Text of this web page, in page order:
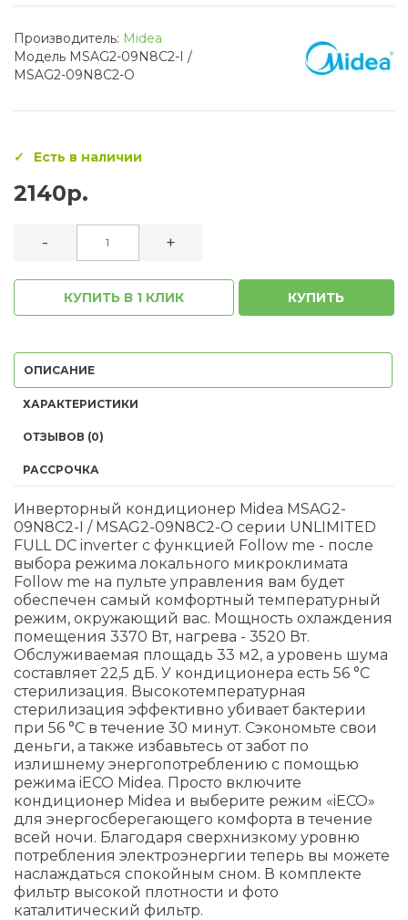
Производитель: Midea
Модель MSAG2-09N8C2-I /
MSAG2-09N8C2-O
Есть в наличии
2140р.
- +
КУПИТЬ В 1 КЛИК КУПИТЬ
ОПИСАНИЕ
ХАРАКТЕРИСТИКИ
ОТЗЫВОВ (0)
РАССРОЧКА
Инверторный кондиционер Midea MSAG2-
09N8C2-I / MSAG2-09N8C2-O серии UNLIMITED
FULL DC inverter с функцией Follow me - после
выбора режима локального микроклимата
Follow me на пульте управления вам будет
обеспечен самый комфортный температурный
режим, окружающий вас. Мощность охлаждения
помещения 3370 Вт, нагрева - 3520 Вт.
Обслуживаемая площадь 33 м2, а уровень шума
составляет 22,5 дБ. У кондиционера есть 56 °C
стерилизация. Высокотемпературная
стерилизация эффективно убивает бактерии
при 56 °C в течение 30 минут. Сэкономьте свои
деньги, а также избавьтесь от забот по
излишнему энергопотреблению с помощью
режима iECO Midea. Просто включите
кондиционер Midea и выберите режим «iECO»
для энергосберегающего комфорта в течение
всей ночи. Благодаря сверхнизкому уровню
потребления электроэнергии теперь вы можете
наслаждаться спокойным сном. В комплекте
фильтр высокой плотности и фото
каталитический фильтр.